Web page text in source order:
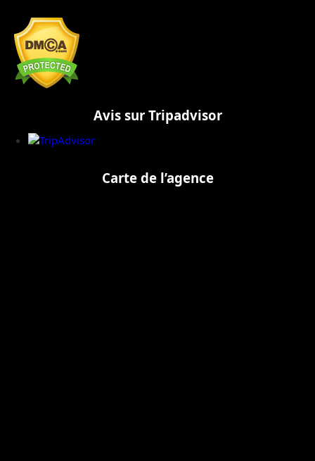
Avis sur Tripadvisor
Carte de l’agence